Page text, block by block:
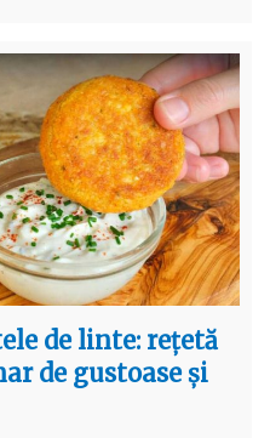
de linte: rețetă
de gustoase și